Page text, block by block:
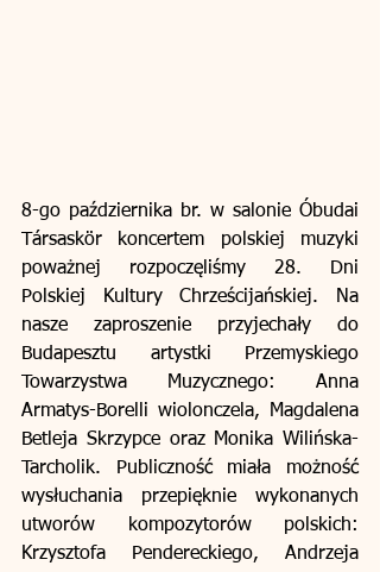
8-go października br. w salonie Óbudai
Társaskör koncertem polskiej muzyki
poważnej rozpoczęliśmy 28. Dni
Polskiej Kultury Chrześcijańskiej. Na
nasze zaproszenie przyjechały do
Budapesztu artystki Przemyskiego
Towarzystwa Muzycznego: Anna
Armatys-Borelli wiolonczela, Magdalena
Betleja Skrzypce oraz Monika Wilińska-
Tarcholik. Publiczność miała możność
wysłuchania przepięknie wykonanych
utworów kompozytorów polskich:
Krzysztofa Pendereckiego, Andrzeja